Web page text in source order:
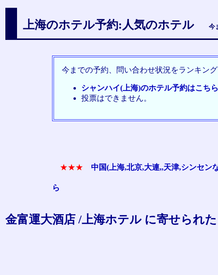
上海のホテル予約:人気のホテル今
今までの予約、問い合わせ状況をランキン
シャンハイ(上海)のホテル予約はこち
投票はできません。
★★★ 中国(上海,北京,大連,,天津,シンセン
ら
金富運大酒店 /上海ホテル に寄せられ